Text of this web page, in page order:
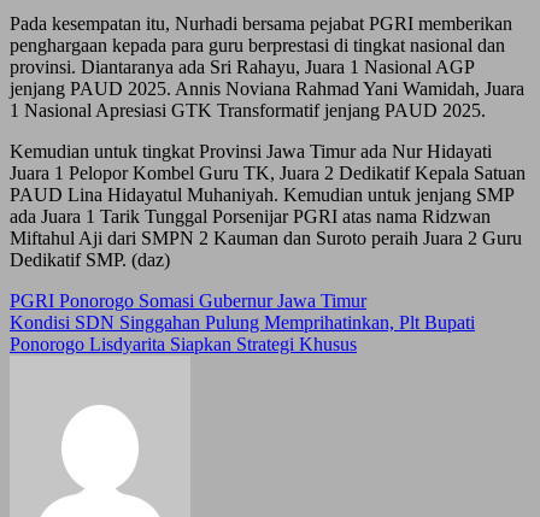
Pada kesempatan itu, Nurhadi bersama pejabat PGRI memberikan
penghargaan kepada para guru berprestasi di tingkat nasional dan
provinsi. Diantaranya ada Sri Rahayu, Juara 1 Nasional AGP
jenjang PAUD 2025. Annis Noviana Rahmad Yani Wamidah, Juara
1 Nasional Apresiasi GTK Transformatif jenjang PAUD 2025.
Kemudian untuk tingkat Provinsi Jawa Timur ada Nur Hidayati
Juara 1 Pelopor Kombel Guru TK, Juara 2 Dedikatif Kepala Satuan
PAUD Lina Hidayatul Muhaniyah. Kemudian untuk jenjang SMP
ada Juara 1 Tarik Tunggal Porsenijar PGRI atas nama Ridzwan
Miftahul Aji dari SMPN 2 Kauman dan Suroto peraih Juara 2 Guru
Dedikatif SMP. (daz)
Post
navigation
PGRI Ponorogo Somasi Gubernur Jawa Timur
Kondisi SDN Singgahan Pulung Memprihatinkan, Plt Bupati
Ponorogo Lisdyarita Siapkan Strategi Khusus